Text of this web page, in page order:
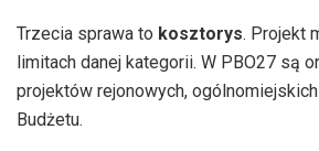
Trzecia sprawa to kosztorys. Projekt
limitach danej kategorii. W PBO27 są
projektów rejonowych,
Budżetu.